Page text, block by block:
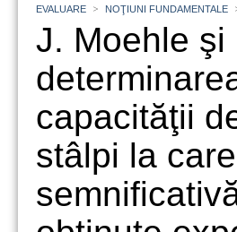
EVALUARE > NOŢIUNI FUNDAMENTALE
J. Moehle şi
capacităţii
stâlpi la